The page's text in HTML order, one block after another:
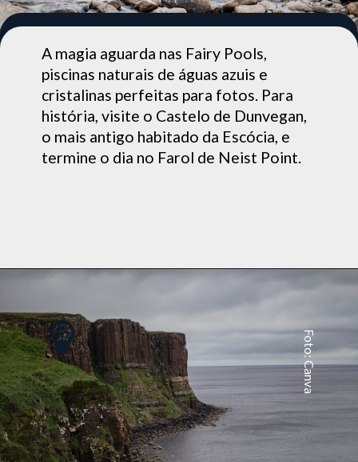
A magia aguarda nas Fairy Pools,
piscinas naturais de águas azuis e
cristalinas perfeitas para fotos. Para
história, visite o Castelo de Dunvegan,
o mais antigo habitado da Escócia, e
termine o dia no Farol de Neist Point.
Foto: Canva